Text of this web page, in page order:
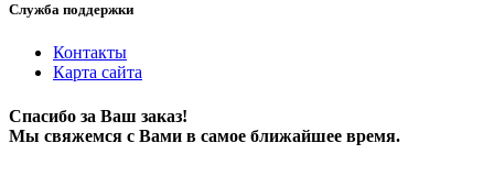
Служба поддержки
Контакты
Карта сайта
Спасибо за Ваш заказ!
Мы свяжемся с Вами в самое ближайшее время.